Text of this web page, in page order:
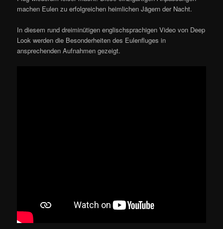
machen Eulen zu erfolgreichen heimlichen Jägern der Nacht.
In diesem rund dreiminütigen englischsprachigen Video von Deep
Look werden die Besonderheiten des Eulenfluges in
ansprechenden Aufnahmen gezeigt.